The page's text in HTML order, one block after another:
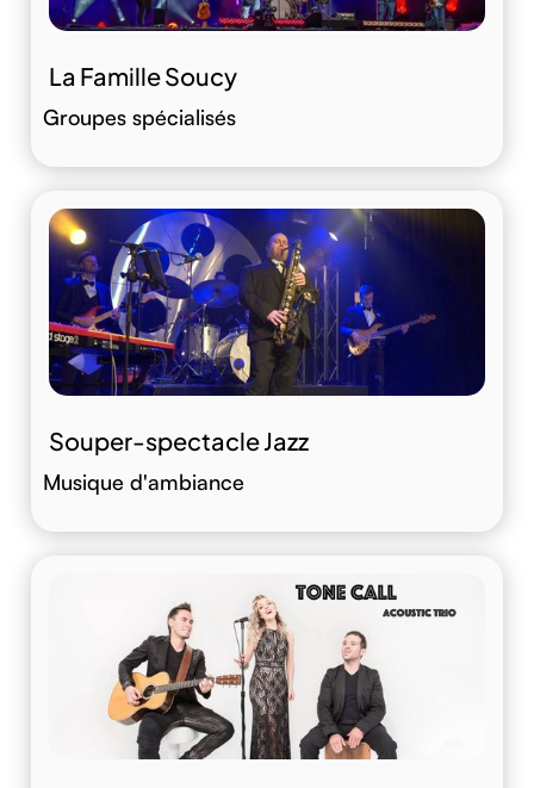
La Famille Soucy
Groupes spécialisés
Souper-spectacle Jazz
Musique d'ambiance